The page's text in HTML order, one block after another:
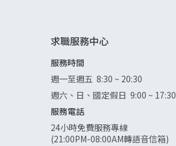
求職服務中心
服務時間
週一至週五 8:30 ~ 20:30
週六、日、國定假日 9:00 ~ 17:30
服務電話
24小時免費服務專線
(21:00PM-08:00AM轉語音信箱)